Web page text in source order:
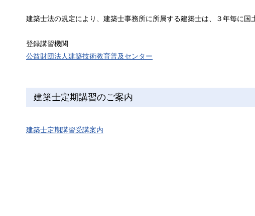
建築士法の規定により、建築士事務所に所属する建築士は、３年毎に
登録講習機関
公益財団法人建築技術教育普及センター
建築士定期講習のご案内
建築士定期講習受講案内